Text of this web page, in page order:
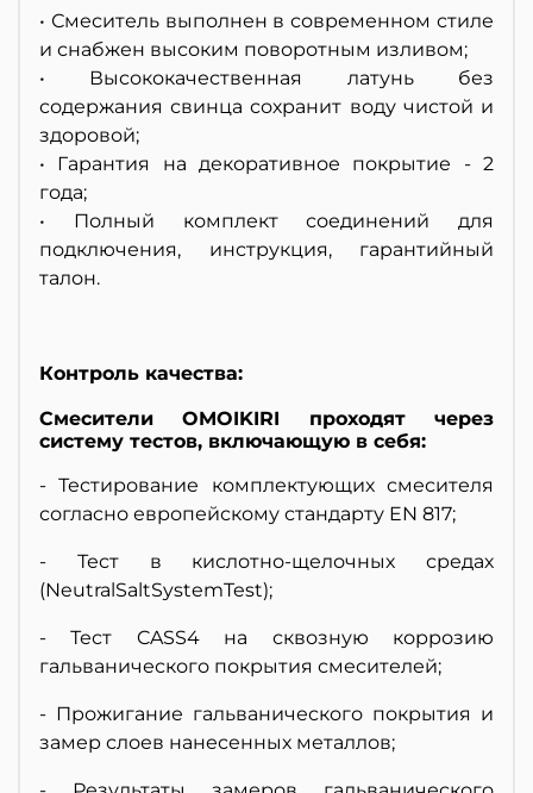
• Смеситель выполнен в современном стиле
и снабжен высоким поворотным изливом;
• Высококачественная латунь без
содержания свинца сохранит воду чистой и
здоровой;
• Гарантия на декоративное покрытие - 2
года;
• Полный комплект соединений для
подключения, инструкция, гарантийный
талон.
Контроль качества:
Смесители OMOIKIRI проходят через
систему тестов, включающую в себя:
- Тестирование комплектующих смесителя
согласно европейскому стандарту EN 817;
- Тест в кислотно-щелочных средах
(NeutralSaltSystemTest);
- Тест CASS4 на сквозную коррозию
гальванического покрытия смесителей;
- Прожигание гальванического покрытия и
замер слоев нанесенных металлов;